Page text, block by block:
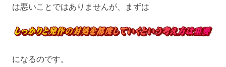
は悪いことではありませんが、まずは
になるのです。